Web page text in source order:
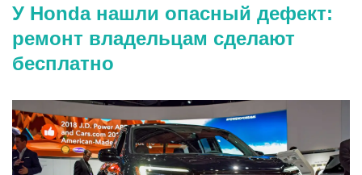
У Honda нашли опасный дефект:
ремонт владельцам сделают
бесплатно